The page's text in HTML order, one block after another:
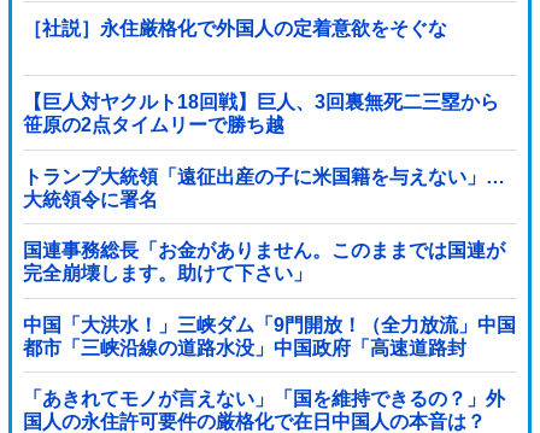
［社説］永住厳格化で外国人の定着意欲をそぐな
【巨人対ヤクルト18回戦】巨人、3回裏無死二三塁から
笹原の2点タイムリーで勝ち越
し！！！！！！！！！！！！！他
トランプ大統領「遠征出産の子に米国籍を与えない」…
大統領令に署名
国連事務総長「お金がありません。このままでは国連が
完全崩壊します。助けて下さい」
中国「大洪水！」三峡ダム「9門開放！（全力放流」中国
都市「三峡沿線の道路水没」中国政府「高速道路封
鎖！」中国ダム「緊急放流に合わせて開門（土砂崩れ発
生」→
「あきれてモノが言えない」「国を維持できるの？」外
国人の永住許可要件の厳格化で在日中国人の本音は？